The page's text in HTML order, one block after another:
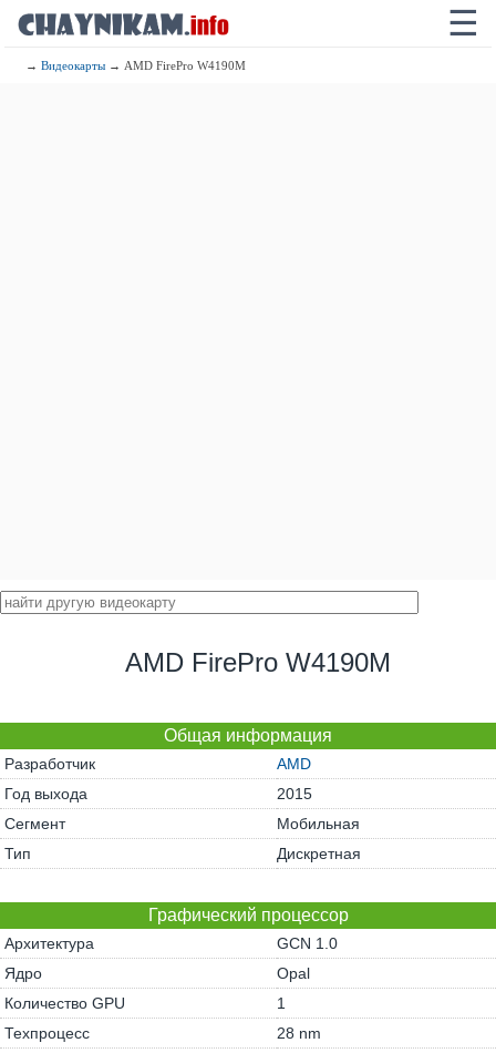
☰
→Видеокарты → AMD FirePro W4190M
AMD FirePro W4190M
Общая информация
Разработчик
AMD
Год выхода
2015
Сегмент
Мобильная
Тип
Дискретная
Графический процессор
Архитектура
GCN 1.0
Ядро
Opal
Количество GPU
1
Техпроцесс
28 nm